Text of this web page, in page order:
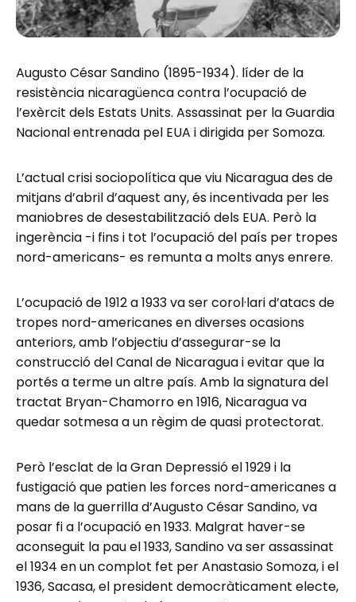
Augusto César Sandino (1895-1934). líder de la
resistència nicaragüenca contra l’ocupació de
l’exèrcit dels Estats Units. Assassinat per la Guardia
Nacional entrenada pel EUA i dirigida per Somoza.
L’actual crisi sociopolítica que viu Nicaragua des de
mitjans d’abril d’aquest any, és incentivada per les
maniobres de desestabilització dels EUA. Però la
ingerència -i fins i tot l’ocupació del país per tropes
nord-americans- es remunta a molts anys enrere.
L’ocupació de 1912 a 1933 va ser corol·lari d’atacs de
tropes nord-americanes en diverses ocasions
anteriors, amb l’objectiu d’assegurar-se la
construcció del Canal de Nicaragua i evitar que la
portés a terme un altre país. Amb la signatura del
tractat Bryan-Chamorro en 1916, Nicaragua va
quedar sotmesa a un règim de quasi protectorat.
Però l’esclat de la Gran Depressió el 1929 i la
fustigació que patien les forces nord-americanes a
mans de la guerrilla d’Augusto César Sandino, va
posar fi a l’ocupació en 1933. Malgrat haver-se
aconseguit la pau el 1933, Sandino va ser assassinat
el 1934 en un complot fet per Anastasio Somoza, i el
1936, Sacasa, el president democràticament electe,